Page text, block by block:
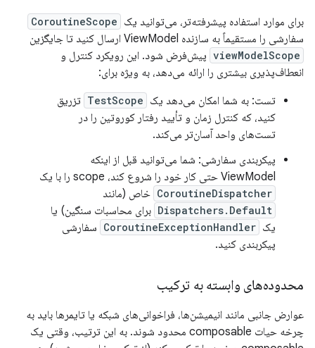
برای موارد استفاده پیشرفته‌تر، می‌توانید یک CoroutineScope
سفارشی را مستقیماً به سازنده ViewModel ارسال کنید تا جایگزین
viewModelScope پیش‌فرض شود. این رویکرد کنترل و
انعطاف‌پذیری بیشتری را ارائه می‌دهد، به ویژه برای:
تست: به شما امکان می‌دهد یک TestScope تزریق
کنید، که کنترل زمان و تأیید رفتار کوروتین را در
تست‌های واحد آسان‌تر می‌کند.
پیکربندی سفارشی: شما می‌توانید قبل از اینکه
ViewModel حتی کار خود را شروع کند، scope را با یک
CoroutineDispatcher خاص (مانند
Dispatchers.Default برای محاسبات سنگین) یا
یک CoroutineExceptionHandler سفارشی
پیکربندی کنید.
محدوده‌های وابسته به ترکیب
عوارض جانبی مانند انیمیشن‌ها، فراخوانی‌های شبکه یا تایمرها باید به
چرخه حیات composable محدود شوند. به این ترتیب، وقتی یک